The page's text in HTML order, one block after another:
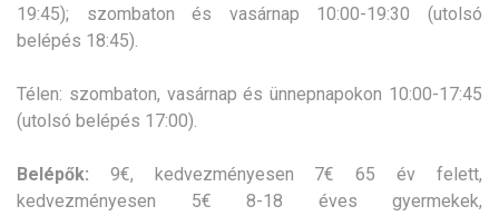
19:45); szombaton és vasárnap 10:00-19:30 (utolsó
belépés 18:45).
Télen: szombaton, vasárnap és ünnepnapokon 10:00-17:45
(utolsó belépés 17:00).
Belépők: 9€, kedvezményesen 7€ 65 év felett,
kedvezményesen 5€ 8-18 éves gyermekek,